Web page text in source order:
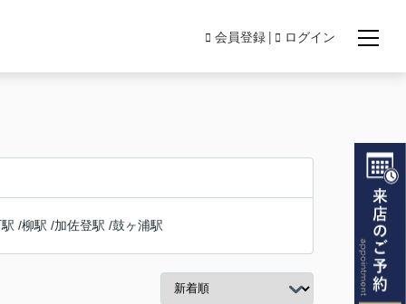
会員登録 ログイン
/柳駅 /加佐登駅 /鼓ヶ浦駅